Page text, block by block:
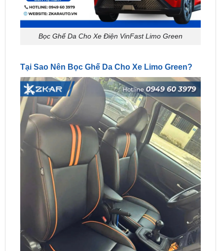
Bọc Ghế Da Cho Xe Điện VinFast Limo Green
Tại Sao Nên Bọc Ghế Da Cho Xe Limo Green?